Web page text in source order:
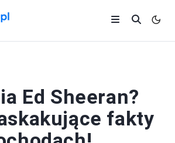
Ed Sheeran?
fakty